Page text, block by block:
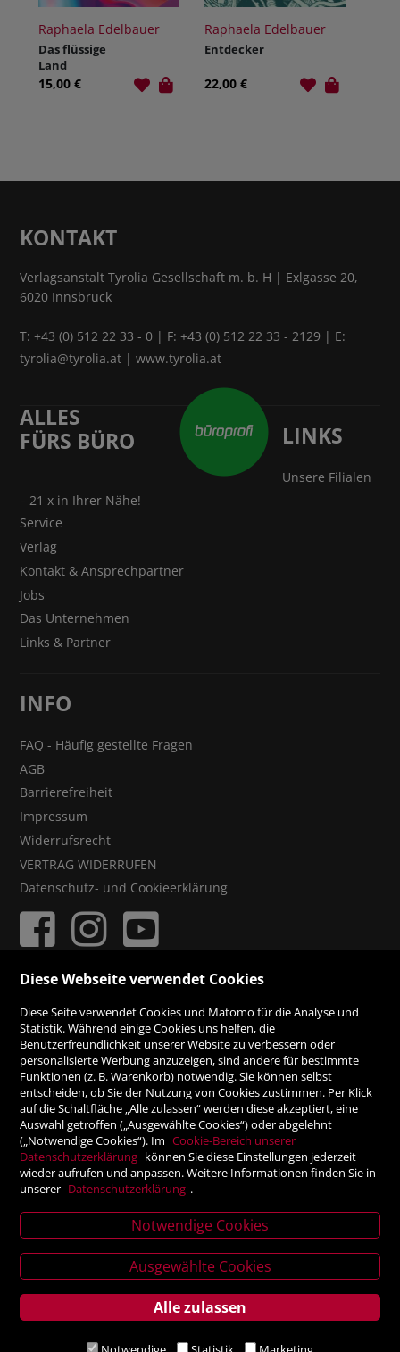
News
Service
Raphaela Edelbauer
Das flüssige
Land
15,00 €
Raphaela Edelbauer
Entdecker
22,00 €
KONTAKT
Verlagsanstalt Tyrolia Gesellschaft m. b. H | Exlgasse 20,
6020 Innsbruck
T:+43 (0) 512 22 33 - 0 | F: +43 (0) 512 22 33 - 2129 | E:
tyrolia@tyrolia.at |www.tyrolia.at
ALLES
FÜRS BÜRO
LINKS
Unsere Filialen
– 21 x in Ihrer Nähe!
Service
Verlag
Kontakt & Ansprechpartner
Jobs
Das Unternehmen
Links & Partner
INFO
FAQ - Häufig gestellte Fragen
AGB
Barrierefreiheit
Impressum
Widerrufsrecht
VERTRAG WIDERRUFEN
Datenschutz- und Cookieerklärung
Rechnung
Vorauskasse
SICHER ONLINE SHOPPEN!
Diese Webseite verwendet Cookies
Diese Seite verwendet Cookies und Matomo für die Analyse und
Statistik. Während einige Cookies uns helfen, die
Benutzerfreundlichkeit unserer Website zu verbessern oder
personalisierte Werbung anzuzeigen, sind andere für bestimmte
Funktionen (z. B. Warenkorb) notwendig. Sie können selbst
entscheiden, ob Sie der Nutzung von Cookies zustimmen. Per Klick
auf die Schaltfläche „Alle zulassen“ werden diese akzeptiert, eine
Auswahl getroffen („Ausgewählte Cookies“) oder abgelehnt
(„Notwendige Cookies“). Im Cookie-Bereich unserer
Datenschutzerklärung können Sie diese Einstellungen jederzeit
wieder aufrufen und anpassen. Weitere Informationen finden Sie in
unserer Datenschutzerklärung .
Notwendige Cookies
Ausgewählte Cookies
Alle zulassen